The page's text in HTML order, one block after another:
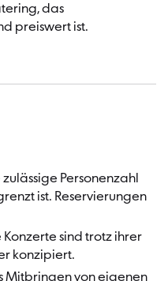
das
preiswert ist.
Personenzahl
ist. Reservierungen
sind trotz ihrer
konzipiert.
Mitbringen von eigenen